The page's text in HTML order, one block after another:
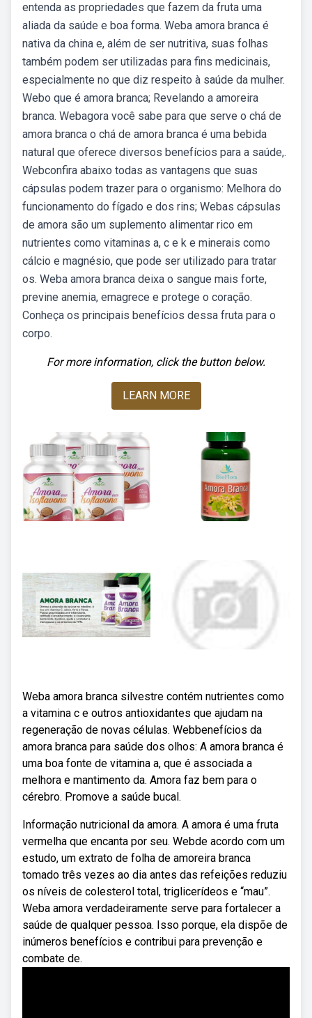
entenda as propriedades que fazem da fruta uma
aliada da saúde e boa forma. Weba amora branca é
nativa da china e, além de ser nutritiva, suas folhas
também podem ser utilizadas para fins medicinais,
especialmente no que diz respeito à saúde da mulher.
Webo que é amora branca; Revelando a amoreira
branca. Webagora você sabe para que serve o chá de
amora branca o chá de amora branca é uma bebida
natural que oferece diversos benefícios para a saúde,.
Webconfira abaixo todas as vantagens que suas
cápsulas podem trazer para o organismo: Melhora do
funcionamento do fígado e dos rins; Webas cápsulas
de amora são um suplemento alimentar rico em
nutrientes como vitaminas a, c e k e minerais como
cálcio e magnésio, que pode ser utilizado para tratar
os. Weba amora branca deixa o sangue mais forte,
previne anemia, emagrece e protege o coração.
Conheça os principais benefícios dessa fruta para o
corpo.
For more information, click the button below.
LEARN MORE
Weba amora branca silvestre contém nutrientes como
a vitamina c e outros antioxidantes que ajudam na
regeneração de novas células. Webbenefícios da
amora branca para saúde dos olhos: A amora branca é
uma boa fonte de vitamina a, que é associada a
melhora e mantimento da. Amora faz bem para o
cérebro. Promove a saúde bucal.
Informação nutricional da amora. A amora é uma fruta
vermelha que encanta por seu. Webde acordo com um
estudo, um extrato de folha de amoreira branca
tomado três vezes ao dia antes das refeições reduziu
os níveis de colesterol total, triglicerídeos e “mau”.
Weba amora verdadeiramente serve para fortalecer a
saúde de qualquer pessoa. Isso porque, ela dispõe de
inúmeros benefícios e contribui para prevenção e
combate de.